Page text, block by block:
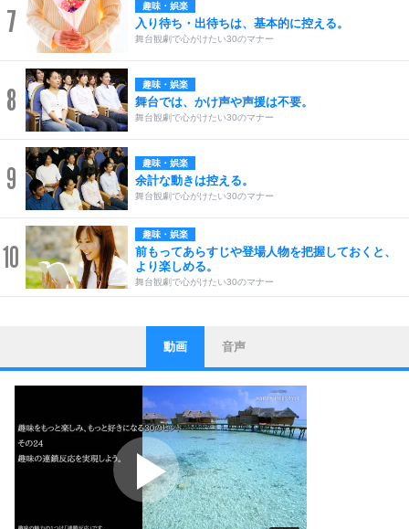
7 趣味・娯楽
入り待ち・出待ちは、基本的に控える。
舞台観劇で心がけたい30のマナー
8 趣味・娯楽
舞台では、かけ声や声援は不要。
舞台観劇で心がけたい30のマナー
9 趣味・娯楽
余計な動きは控える。
舞台観劇で心がけたい30のマナー
10
趣味・娯楽
前もってあらすじや登場人物を把握しておくと、
より楽しめる。
舞台観劇で心がけたい30のマナー
1
ストレス対策
他人と比べない。
いっそのこと、他人を見ない。
いらいらしない人になる30の方法
プラス思考
ポジティブになれない原因は、行動しないから。
ポジティブ思考になる30の方法
ストレス対策
動画 音声